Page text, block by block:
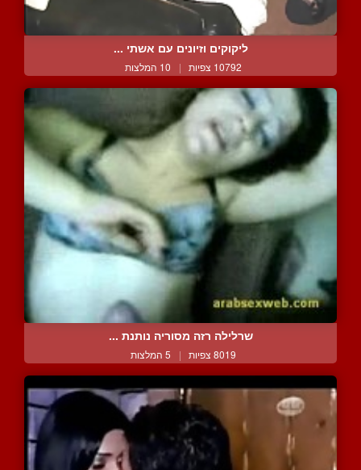
ליקוקים וזיונים עם אשתי ...
10792 צפיות | 10 המלצות
שרלילה רזה מסוריה נותנת ...
8019 צפיות | 5 המלצות